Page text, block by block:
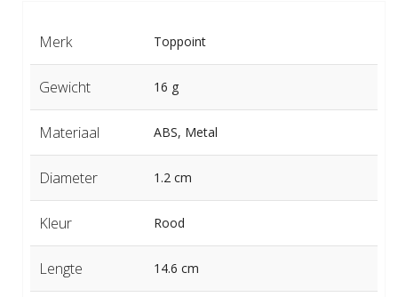
Merk Toppoint
Gewicht 16 g
Materiaal ABS, Metal
Diameter 1.2 cm
Kleur Rood
Lengte 14.6 cm